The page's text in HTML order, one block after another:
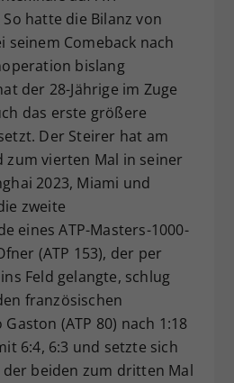
hatte die Bilanz von
seinem Comeback nach
bislang
der 28-Jährige im Zuge
das erste größere
Der Steirer hat am
vierten Mal in seiner
2023, Miami und
zweite
eines ATP-Masters-1000-
(ATP 153), der per
Feld gelangte, schlug
französischen
(ATP 80) nach 1:18
6:4, 6:3 und setzte sich
beiden zum dritten Mal
speichert Ihre Consent-
Unter anderem eine
ID, für die
Speicherung Ihrer
Einstellungen, falls der
Betreiber dies eingestellt